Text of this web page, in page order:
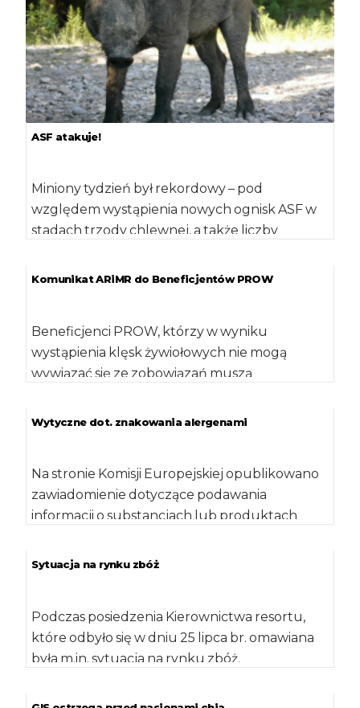
ASF atakuje!
Miniony tydzień był rekordowy – pod
względem wystąpienia nowych ognisk ASF w
stadach trzody chlewnej, a także liczby
Komunikat ARiMR do Beneficjentów PROW
Beneficjenci PROW, którzy w wyniku
wystąpienia klęsk żywiołowych nie mogą
wywiązać się ze zobowiązań muszą
Wytyczne dot. znakowania alergenami
Na stronie Komisji Europejskiej opublikowano
zawiadomienie dotyczące podawania
informacji o substancjach lub produktach
nietolerancji, zgodnie z […]
Sytuacja na rynku zbóż
Podczas posiedzenia Kierownictwa resortu,
które odbyło się w dniu 25 lipca br. omawiana
była m.in. sytuacja na rynku zbóż.